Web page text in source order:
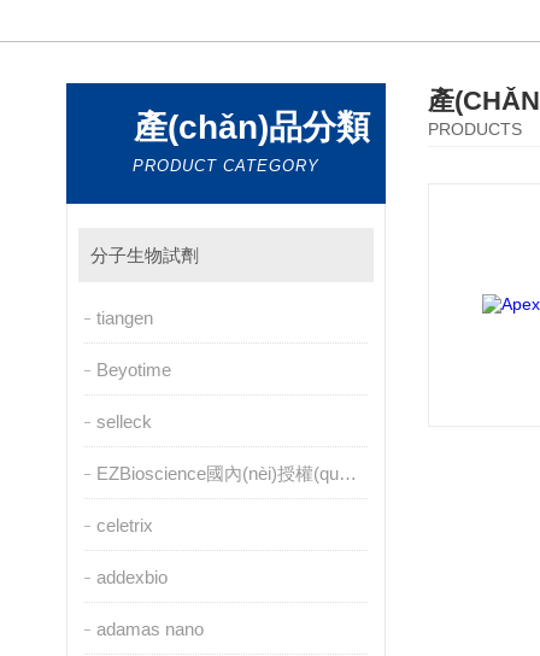
產(chǎn)品分類
PRODUCT CATEGORY
分子生物試劑
tiangen
Beyotime
selleck
EZBioscience國內(nèi)授權(quán)代理
celetrix
addexbio
adamas nano
產
PRODUCTS